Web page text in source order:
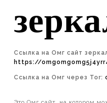
Ссылка на Омг сайт
https://
Ссылка на Омг через Tor: